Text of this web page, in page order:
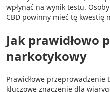
wpłynąć na wynik testu.
CBD powinny mieć tę kwestię
Jak prawidłowo
narkotykowy
Prawidłowe przeprowadzenie
kluczowe znaczenie dla